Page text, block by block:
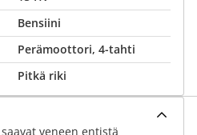
Bensiini
Perämoottori, 4-tahti
Pitkä riki
veneen entistä